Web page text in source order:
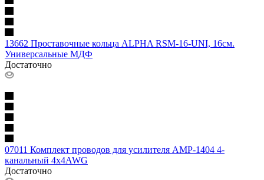
13662 Проставочные кольца ALPHA RSM-16-UNI, 16см.
Универсальные МДФ
Достаточно
07011 Комплект проводов для усилителя AMP-1404 4-
канальный 4х4AWG
Достаточно